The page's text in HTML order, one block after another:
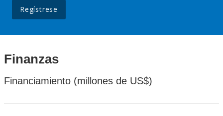
Regístrese
Finanzas
Financiamiento (millones de US$)